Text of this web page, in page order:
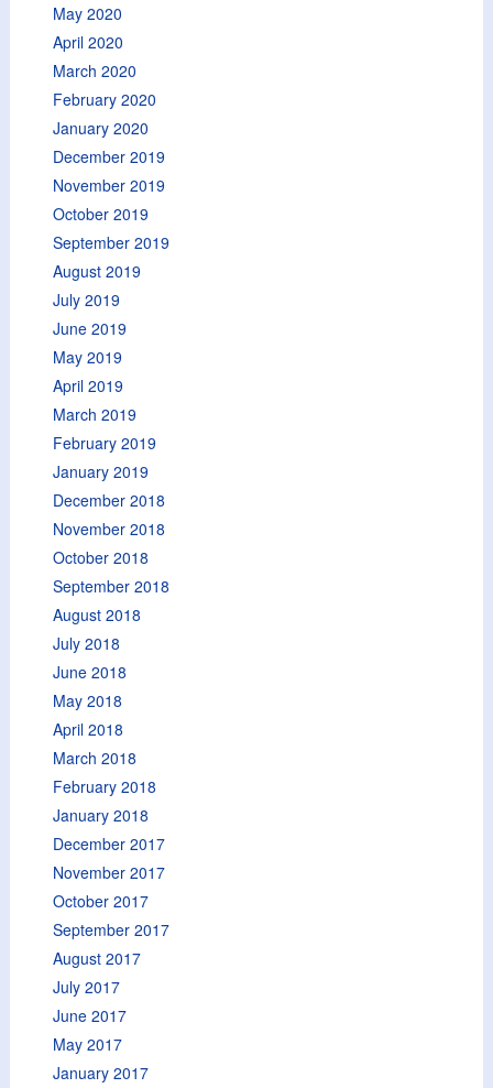
May 2020
April 2020
March 2020
February 2020
January 2020
December 2019
November 2019
October 2019
September 2019
August 2019
July 2019
June 2019
May 2019
April 2019
March 2019
February 2019
January 2019
December 2018
November 2018
October 2018
September 2018
August 2018
July 2018
June 2018
May 2018
April 2018
March 2018
February 2018
January 2018
December 2017
November 2017
October 2017
September 2017
August 2017
July 2017
June 2017
May 2017
January 2017